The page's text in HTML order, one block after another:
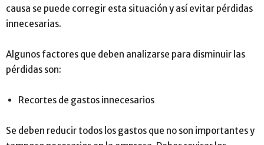
causa se puede corregir esta situación y así evitar pérdidas
innecesarias.
Algunos factores que deben analizarse para disminuir las
pérdidas son:
Recortes de gastos innecesarios
Se deben reducir todos los gastos que no son importantes y